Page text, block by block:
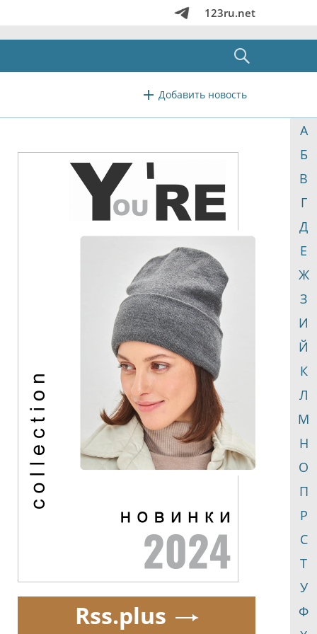
123ru.net
Добавить новость
А
Б
В
Г
Д
Е
Ж
З
И
Й
К
Л
М
Н
О
П
Р
С
Т
У
Ф
Rss.plus